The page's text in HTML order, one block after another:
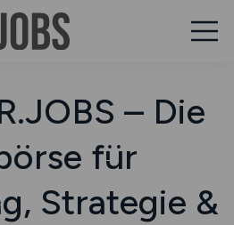
– Die
für
Strategie &